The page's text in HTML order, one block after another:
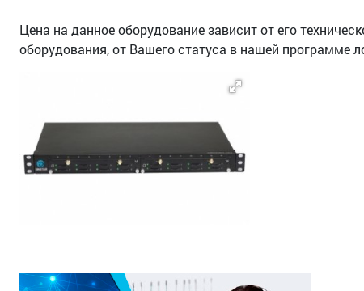
Цена на данное оборудование зависит от его
оборудования, от Вашего статуса в нашей программе